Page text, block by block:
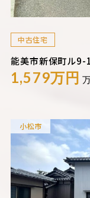
中古住宅
能美市新保町ル9-1
1,579万円
小松市